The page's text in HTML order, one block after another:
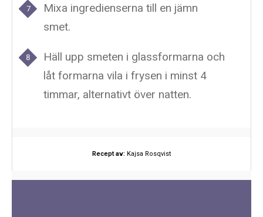
Mixa ingredienserna till en jämn
smet.
Häll upp smeten i glassformarna och
låt formarna vila i frysen i minst 4
timmar, alternativt över natten.
Recept av: Kajsa Rosqvist